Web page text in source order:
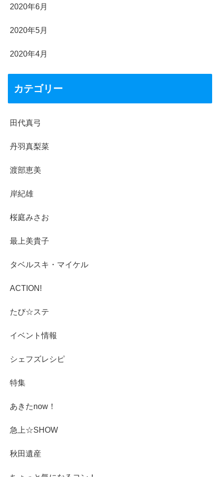
2020年6月
2020年5月
2020年4月
カテゴリー
田代真弓
丹羽真梨菜
渡部恵美
岸紀雄
桜庭みさお
最上美貴子
タベルスキ・マイケル
ACTION!
たび☆ステ
イベント情報
シェフズレシピ
特集
あきたnow！
急上☆SHOW
秋田遺産